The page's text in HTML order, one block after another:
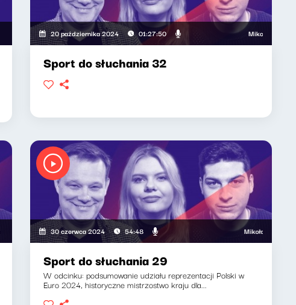
20 października 2024 01:27:50 Mikołaj Tyczyński,
Sport do słuchania 32
30 czerwca 2024 54:48 Mikołaj Tyczyński,
Sport do słuchania 29
W odcinku: podsumowanie udziału reprezentacji Polski w
Euro 2024, historyczne mistrzostwo kraju dla...